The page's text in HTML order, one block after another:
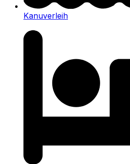
Kanuverleih